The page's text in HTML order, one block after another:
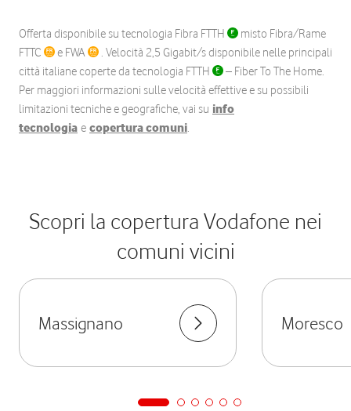
Offerta disponibile su tecnologia Fibra FTTH
misto Fibra/Rame
FTTC
e FWA
. Velocità 2,5 Gigabit/s disponibile nelle principali
città italiane coperte da tecnologia FTTH
– Fiber To The Home.
Per maggiori informazioni sulle velocità effettive e su possibili
limitazioni tecniche e geografiche, vai su info
tecnologia e copertura comuni.
Scopri la copertura Vodafone nei
comuni vicini
Massignano Moresco